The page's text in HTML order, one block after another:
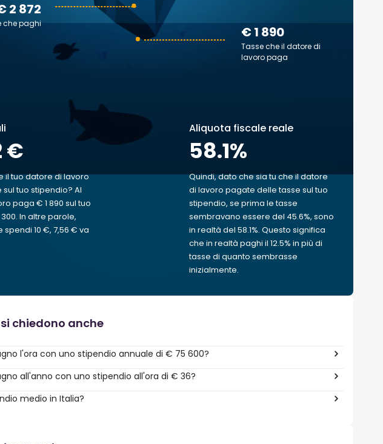
€ 1 890
Tasse che il datore di
lavoro paga
2 872
che paghi
€
il tuo datore di lavoro
tuo stipendio? Al
paga € 1 890 sul tuo
In altre parole,
spendi 10 €, 7,56 € va
Aliquota fiscale reale
58.1%
Quindi, dato che sia tu che il datore
di lavoro pagate delle tasse sul tuo
stipendio, se prima le tasse
sembravano essere del 45.6%, sono
in realtà del 58.1%. Questo significa
che in realtà paghi il 12.5% in più di
tasse di quanto sembrasse
inizialmente.
si chiedono anche
l'ora con uno stipendio annuale di € 75 600?
all'anno con uno stipendio all'ora di € 36?
medio in Italia?